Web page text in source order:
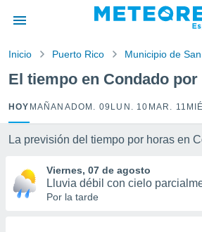
por
para
que se
calidad.
a este
y
Inicio Puerto Rico Municipio de
El tiempo en Condado
HOY MAÑANA DOM. 09 LUN. 10 MAR. 11
La previsión del tiempo por horas en
Viernes, 07 de agosto
Lluvia débil con cielo
Por la tarde